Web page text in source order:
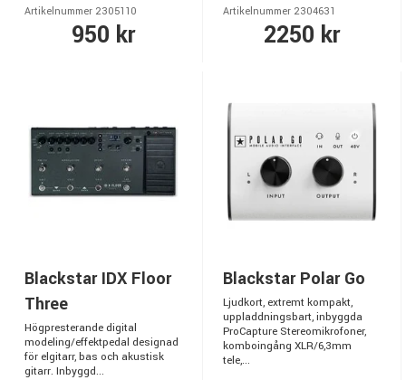
Artikelnummer 2305110
950 kr
Artikelnummer 2304631
2250 kr
Blackstar IDX Floor
Three
Högpresterande digital
modeling/effektpedal designad
för elgitarr, bas och akustisk
gitarr. Inbyggd...
Blackstar Polar Go
Ljudkort, extremt kompakt,
uppladdningsbart, inbyggda
ProCapture Stereomikrofoner,
komboingång XLR/6,3mm
tele,...